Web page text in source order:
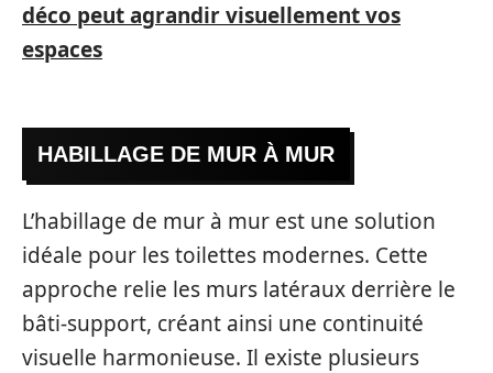
déco peut agrandir visuellement vos
espaces
HABILLAGE DE MUR À MUR
L’habillage de mur à mur est une solution
idéale pour les toilettes modernes. Cette
approche relie les murs latéraux derrière le
bâti-support, créant ainsi une continuité
visuelle harmonieuse. Il existe plusieurs